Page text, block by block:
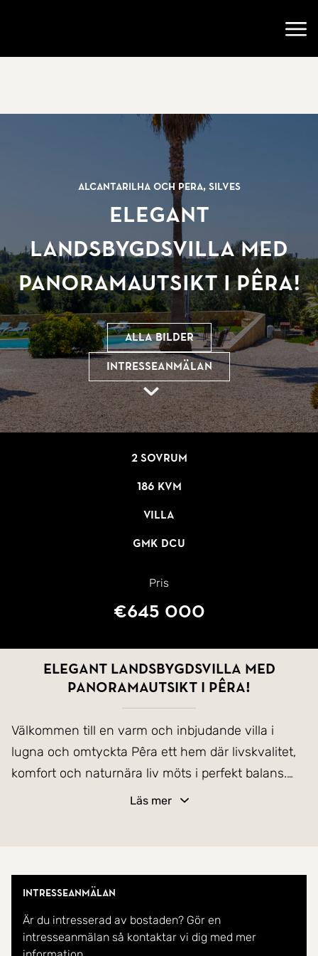
Alcantarilha och Pera, Silves
Elegant
landsbygdsvilla med
panoramautsikt i Pêra!
Alla bilder
Intresseanmälan
2 sovrum
186 kvm
Villa
GMK DCU
Pris
€645 000
Elegant landsbygdsvilla med
panoramautsikt i Pêra!
Välkommen till en varm och inbjudande villa i
lugna och omtyckta Pêra ett hem där livskvalitet,
komfort och naturnära liv möts i perfekt balans.
Här erbjuds en harmonisk tillvaro på en generös
Bostaden har en hemtrevlig och elegant känsla
med två sovrum, ett ljust vardagsrum samt ett
extra rum med egen ingång från utsidan. Detta
rum är inrett med våningssäng och ger möjlighet
Läs mer
Intresseanmälan
Är du intresserad av bostaden? Gör en
intresseanmälan så kontaktar vi dig med mer